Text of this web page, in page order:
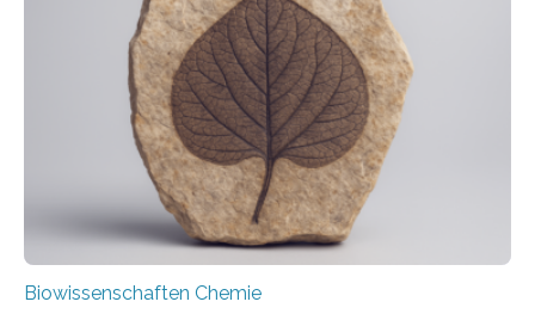
unbekannten Qualitätskontrollmechanismus des
peroxisomalen Proteintransports in der Bäckerhefe
Saccharomyces cerevisiae entdeckt, der für die
Funktionsfähigkeit der Organellen entscheidend ist. Die
Studie wurde am 28. Oktober 2025 in der
Fachzeitschrift…
Biowissenschaften Chemie